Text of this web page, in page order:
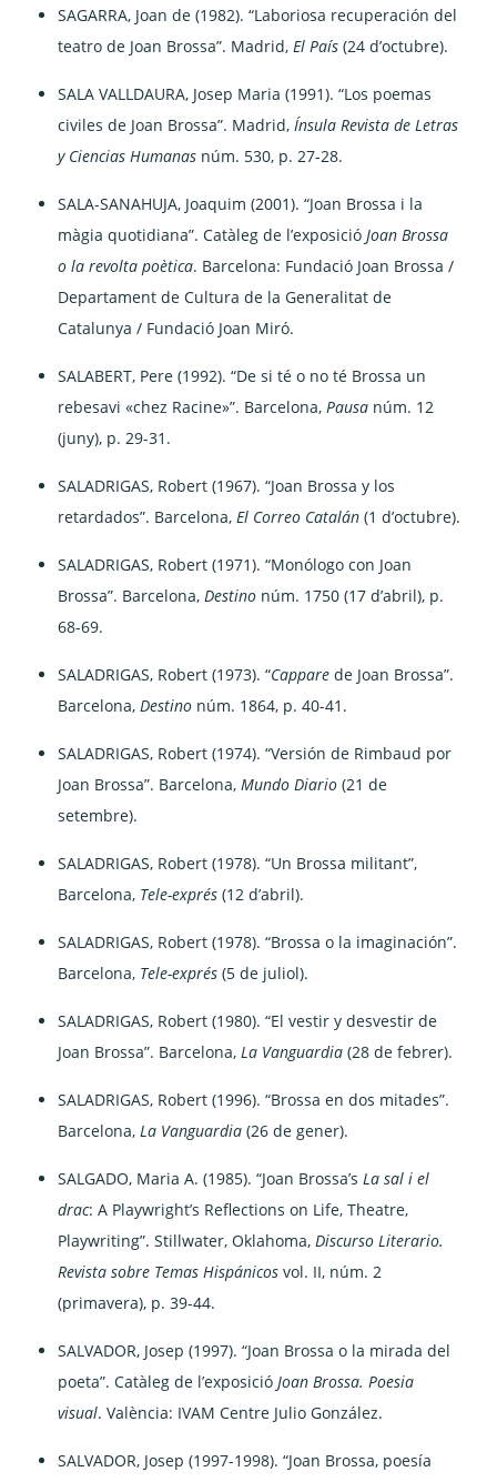
SAGARRA, Joan de (1982). “Laboriosa recuperación del
teatro de Joan Brossa”. Madrid,El País(24 d’octubre).
SALA VALLDAURA, Josep Maria (1991). “Los poemas
civiles de Joan Brossa”. Madrid,Ínsula Revista de Letras
y Ciencias Humanas núm. 530, p. 27-28.
SALA-SANAHUJA, Joaquim (2001). “Joan Brossa i la
màgia quotidiana”. Catàleg de l’exposicióJoan Brossa
o la revolta poètica. Barcelona: Fundació Joan Brossa /
Departament de Cultura de la Generalitat de
Catalunya / Fundació Joan Miró.
SALABERT, Pere (1992). “De si té o no té Brossa un
rebesavi «chez Racine»”. Barcelona,Pausa núm. 12
(juny), p. 29-31.
SALADRIGAS, Robert (1967). “Joan Brossa y los
retardados”. Barcelona,El Correo Catalán(1 d’octubre).
SALADRIGAS, Robert (1971). “Monólogo con Joan
Brossa”. Barcelona,Destino núm. 1750 (17 d’abril), p.
68-69.
SALADRIGAS, Robert (1973). “Capparede Joan Brossa”.
Barcelona,Destino núm. 1864, p. 40-41.
SALADRIGAS, Robert (1974). “Versión de Rimbaud por
Joan Brossa”. Barcelona,Mundo Diario(21 de
setembre).
SALADRIGAS, Robert (1978). “Un Brossa militant”,
Barcelona, Tele-exprés(12 d’abril).
SALADRIGAS, Robert (1978). “Brossa o la imaginación”.
Barcelona, Tele-exprés(5 de juliol).
SALADRIGAS, Robert (1980). “El vestir y desvestir de
Joan Brossa”. Barcelona,La Vanguardia(28 de febrer).
SALADRIGAS, Robert (1996). “Brossa en dos mitades”.
Barcelona,La Vanguardia (26 de gener).
SALGADO, Maria A. (1985). “Joan Brossa’sLa sal i el
drac: A Playwright’s Reflections on Life, Theatre,
Playwriting”. Stillwater, Oklahoma,Discurso Literario.
Revista sobre Temas Hispánicos vol. II, núm. 2
(primavera), p. 39-44.
SALVADOR, Josep (1997). “Joan Brossa o la mirada del
poeta”. Catàleg de l’exposicióJoan Brossa.Poesia
visual. València: IVAM Centre Julio González.
SALVADOR, Josep (1997-1998). “Joan Brossa, poesía